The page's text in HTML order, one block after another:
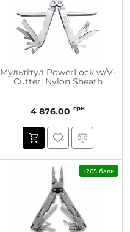
Мультітул PowerLock w/V-
Cutter, Nylon Sheath
4 876.00 грн
+265 бали